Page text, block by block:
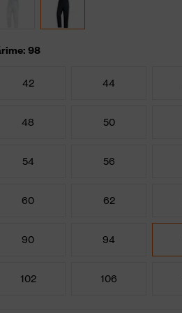
98
42 44
48 50
54 56
60 62
90 94
102 106